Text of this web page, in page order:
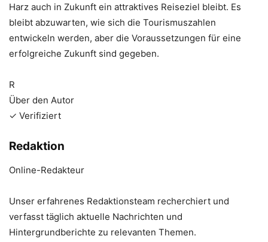
Harz auch in Zukunft ein attraktives Reiseziel bleibt. Es
bleibt abzuwarten, wie sich die Tourismuszahlen
entwickeln werden, aber die Voraussetzungen für eine
erfolgreiche Zukunft sind gegeben.
R
Über den Autor
✓ Verifiziert
Redaktion
Online-Redakteur
Unser erfahrenes Redaktionsteam recherchiert und
verfasst täglich aktuelle Nachrichten und
Hintergrundberichte zu relevanten Themen.